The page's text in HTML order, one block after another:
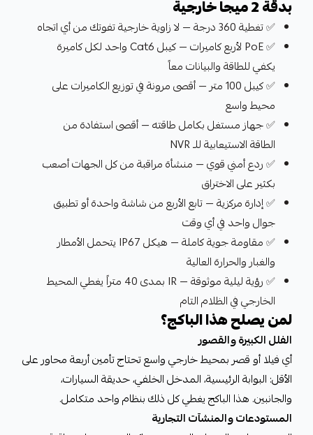
بدقة 2 ميجا خارجية
✅ تغطية 360 درجة — لا زاوية خارجية تفوتك من أي اتجاه
✅ PoE لأربع كاميرات — كيبل Cat6 واحد لكل كاميرة
يكفي للطاقة والبيانات معاً
✅ كيبل 100 متر — أقصى مرونة في توزيع الكاميرات على
محيط واسع
✅ جهاز مستغل بكامل طاقته — أقصى استفادة من
الطاقة الاستيعابية للـ NVR
✅ ردع أمني قوي — منشأة مراقبة من كل الجهات أصعب
بكثير على الاختراق
✅ إدارة مركزية — تابع الأربع من شاشة واحدة أو تطبيق
جوال واحد في أي وقت
✅ مقاومة جوية كاملة — هيكل IP67 يتحمل الأمطار
والغبار والحرارة العالية
✅ رؤية ليلية موثوقة — IR بمدى 40 متراً يغطي المحيط
الخارجي في الظلام التام
لمن يصلح هذا الباكج؟
الفلل الكبيرة والقصور
أي فيلا أو قصر بمحيط خارجي واسع تحتاج تأمين أربعة محاور على
الأقل: البوابة الرئيسية، المدخل الخلفي، حديقة السيارات،
والجانبين. هذا الباكج يغطي كل ذلك بنظام واحد متكامل.
المستودعات والمنشآت التجارية